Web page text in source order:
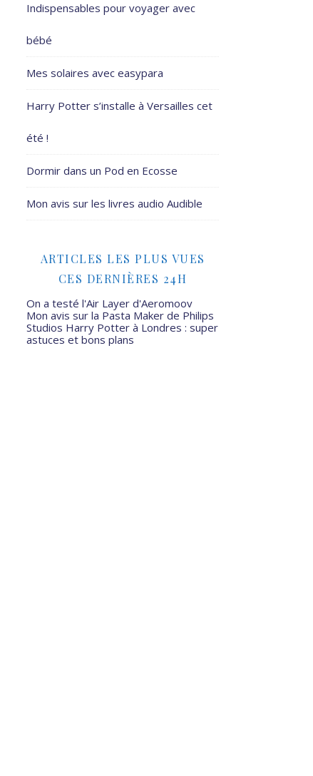
Indispensables pour voyager avec
bébé
Mes solaires avec easypara
Harry Potter s’installe à Versailles cet
été !
Dormir dans un Pod en Ecosse
Mon avis sur les livres audio Audible
ARTICLES LES PLUS VUES
CES DERNIÈRES 24H
On a testé l'Air Layer d'Aeromoov
Mon avis sur la Pasta Maker de Philips
Studios Harry Potter à Londres : super
astuces et bons plans